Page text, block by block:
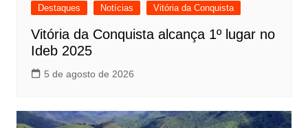
Destaques Notícias Vitória da Conquista
Vitória da Conquista alcança 1º lugar no
Ideb 2025
5 de agosto de 2026